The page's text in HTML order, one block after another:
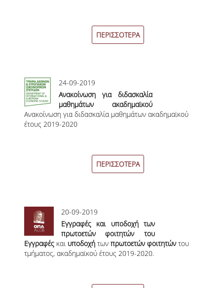
ΓΕΝΙΚΕΣ ΠΛΗΡΟΦΟΡΙΕΣ
ΠΑΝΕΠΙΣΤΗΜΙΩΝ
ΑΝΑΚΟΙΝΩΣΕΙΣ
ΤESTIMONIALS
ΣΥΝΔΕΣΜΟΙ
ΜΕΤΑΠΤΥΧΙΑΚΕΣ ΣΠΟΥΔΕΣ
ΜΕΤΑΠΤΥΧΙΑΚΑ ΠΡΟΓΡΑΜΜΑΤΑ
ΔΙΔΑΚΤΟΡΙΚΟ ΠΡΟΓΡΑΜΜΑ
ΠΕΡΙΣΣΟΤΕΡΑ
24-09-2019
Ανακοίνωση για διδασκαλία
μαθημάτων ακαδημαϊκού
έτους 2019-2020
Ανακοίνωση για διδασκαλία μαθημάτων ακαδημαϊκού
έτους 2019-2020
ΠΕΡΙΣΣΟΤΕΡΑ
20-09-2019
Εγγραφές και υποδοχή των
πρωτοετών φοιτητών του
τμήματος, ακαδημαϊκού έτους
2019-2020.
Εγγραφέςκαι υποδοχή των πρωτοετών φοιτητώντου
τμήματος, ακαδημαϊκού έτους 2019-2020.